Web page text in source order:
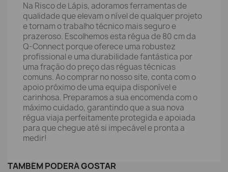
Na Risco de Lápis, adoramos ferramentas de
qualidade que elevam o nível de qualquer projeto
e tornam o trabalho técnico mais seguro e
prazeroso. Escolhemos esta régua de 80 cm da
Q-Connect porque oferece uma robustez
profissional e uma durabilidade fantástica por
uma fração do preço das réguas técnicas
comuns. Ao comprar no nosso site, conta com o
apoio próximo de uma equipa disponível e
carinhosa. Preparamos a sua encomenda com o
máximo cuidado, garantindo que a sua nova
régua viaja perfeitamente protegida e apoiada
para que chegue até si impecável e pronta a
medir!
TAMBÉM PODERÁ GOSTAR